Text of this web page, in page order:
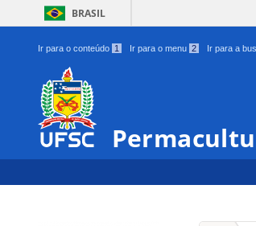
BRASIL
Ir para o conteúdo 1 Ir para o menu 2 Ir para a